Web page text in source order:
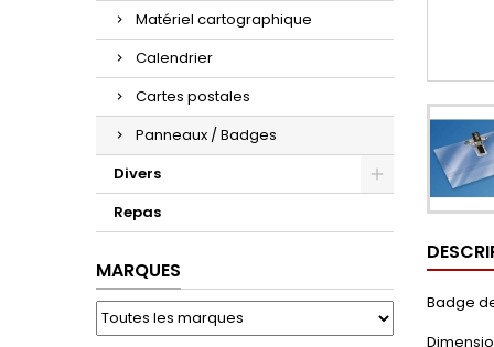
Matériel cartographique
Calendrier
Cartes postales
Panneaux / Badges
Divers
Repas
MARQUES
Badge